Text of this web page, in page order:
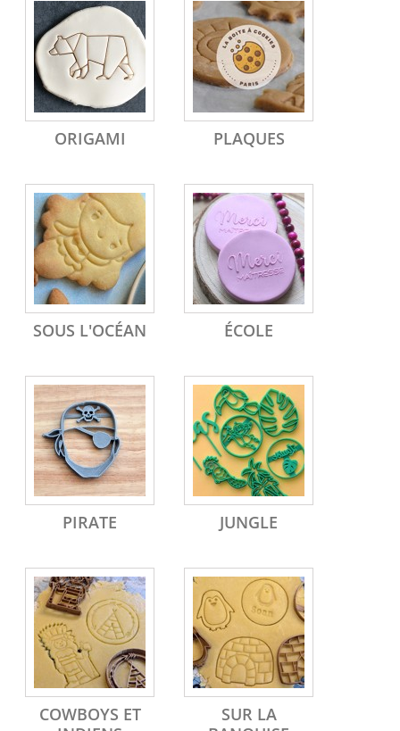
ORIGAMI PLAQUES
SOUS L'OCÉAN ÉCOLE
PIRATE JUNGLE
COWBOYS ET
SUR LA